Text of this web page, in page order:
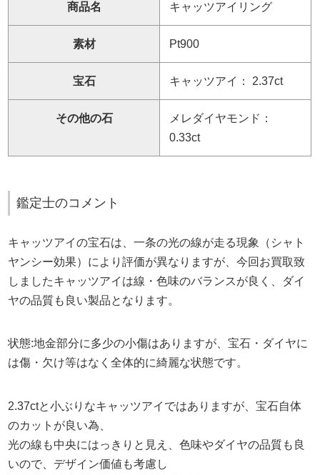
商品名 キャッツアイリング
素材 Pt900
宝石 キャッツアイ： 2.37ct
その他の石
メレダイヤモンド：
0.33ct
鑑定士のコメント
キャッツアイの宝石は、一条の光の線が走る現象（シャト
ヤンシー効果）により評価が異なりますが、今回お買取致
しましたキャッツアイは線・色味のバランスが良く、ダイ
ヤの品質も良い製品となります。
状態:地金部分に多少の小傷はありますが、宝石・ダイヤに
は傷・欠け等はなく全体的に綺麗な状態です。
2.37ctと小ぶりなキャッツアイではありますが、宝石自体
のカットが良い為、
光の線も中央にはっきりと見え、色味やダイヤの品質も良
いので、デザイン価値も考慮し